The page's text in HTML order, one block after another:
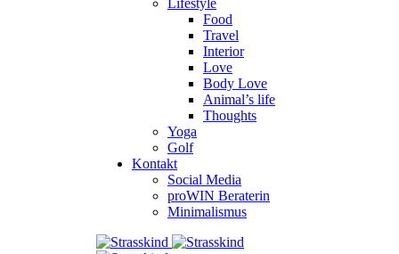
Food
Travel
Interior
Love
Body Love
Animal’s life
Thoughts
Yoga
Golf
Kontakt
Social Media
proWIN Beraterin
Minimalismus